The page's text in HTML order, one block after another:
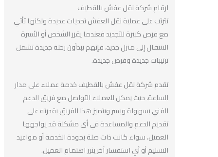
ارقام شركة نقل عفش بالقطيف
تترتب على عملية نقل العفش تحديات عديدة ولكنها تأتي
مع فرص كبيرة للتجديد فعندما يقرر الشخص أو الأسرة
الانتقال إلى منزل جديد، فإنهم يبدأون رحلة جديدة تشمل
ترتيبات جديدة وفرص جديدة.
تقدم شركة نقل عفش بالقطيف خدمة عملاء على مدار
الساعة، حيث يمكن للعملاء التواصل مع فريق الدعم
الفني بسهولة ويسر ويتميز هذا الفريق بقدرته على
تقديم الدعم والمساعدة في أي مشكلة قد يواجهها
العميل، سواء كانت ذات صلة بجودة الخدمة أو مواعيد
التسليم أو أي استفسار آخر يثير اهتمام العميل.